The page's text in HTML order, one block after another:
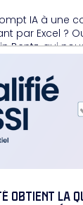
IA à une
par Excel ?
Bentz, qui
OBTIENT LA